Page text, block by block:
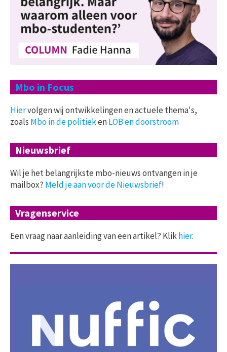
Mbo in Focus
Hiervolgen wij ontwikkelingen en actuele thema's,
zoals Mbo in de politiekenLOB en doorstroom
Nieuwsbrief
Wil je het belangrijkste mbo-nieuws ontvangen in je
mailbox? Meld je aan voor de Nieuwsbrief!
Vragenservice
Een vraag naar aanleiding van een artikel? Klikhier.